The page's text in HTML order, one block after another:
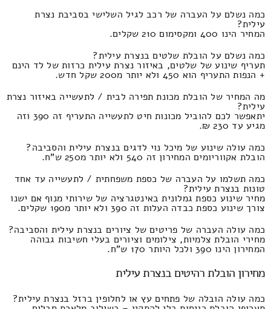
כמה נשלם על העברה של רכב לגיל השלישי בסביבת נצרת
עילית?
המחיר הינו 400 ומקסימום 210 שקלים.
כמה נשלם על הובלת שלטים בנצרת עילית?
תעריף שינוע של שלטים, באיזור נצרת עילית כרזות של לד הינם
+ הנפות התעריף הוא 450 ולא יותר מ200 שקל חדש.
מה המחיר של הובלת מכונת תפירה לבית / לתעשייה באיזור נצרת
עילית?
יתאפשר לכם להוביל מכונות חיט לתעשייה התעריף זה 390 וזה
מגיע עד 230 ₪.
כמה עולה שינוע של מיכל נוי לדגים בנצרת עילית והסביבה?
הובלת אקווריומים המחירון זה 540 ולא יותר מ250 ש"ח.
כמה תשלמו על העברה של כספת משפחתית / לתעשייה עד אחד
טונות בנצרת עילית?
מחיר שינוע כספת גמלונית באינטגרציה של שירותי מנוף אם ישנו
צורך שינוע כספת כבדה העלות זה 390 ולא יותר מ190 שקלים.
כמה עולה העברה של פריטים של ציורים בנצרת עילית והסביבה?
מחירי הובלת צלמיות, צילומים וציורים בעלי חשיבות גבוהה
המחירון הינו 390 ולכל היותר 170 ש"ח.
מחירון הובלת רהיטים בנצרת עילית
כמה עולה הובלה של פתחים עץ או לחלופין ברזל בנצרת עילית?